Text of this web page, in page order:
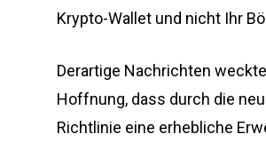
Krypto-Wallet und nicht Ihr
Derartige Nachrichten
Hoffnung, dass durch die
Richtlinie eine erhebliche